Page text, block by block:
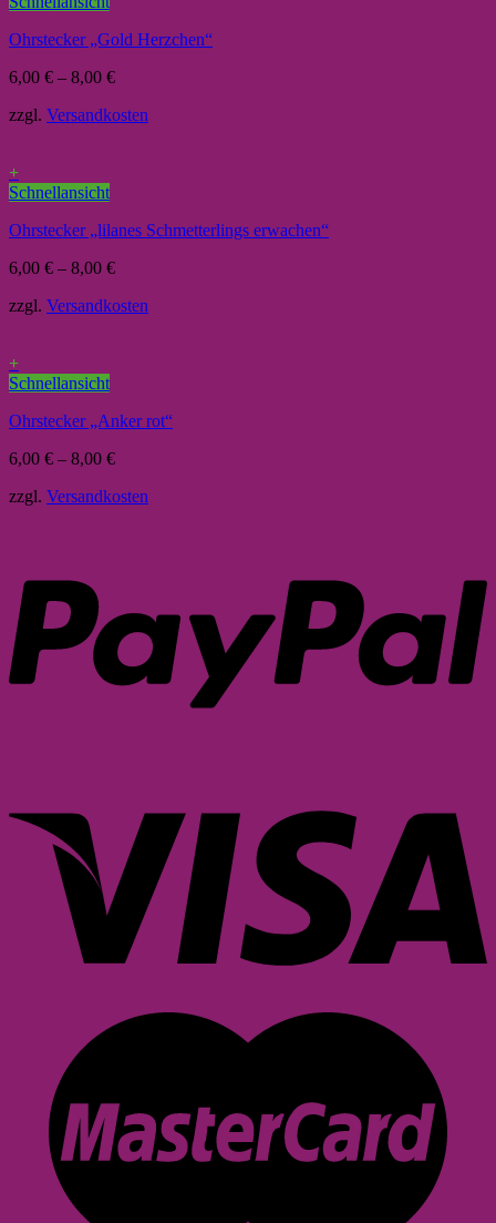
Ohrstecker „Gold Herzchen“
6,00 € – 8,00 €
zzgl. Versandkosten
+
Schnellansicht
Ohrstecker „lilanes Schmetterlings erwachen“
6,00 € – 8,00 €
zzgl. Versandkosten
+
Schnellansicht
Ohrstecker „Anker rot“
6,00 € – 8,00 €
zzgl. Versandkosten